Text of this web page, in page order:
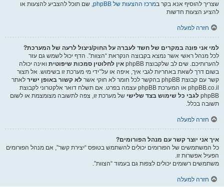
שצריך להוסיף אנא בקר במרכז ההצעות של phpBB
, שם תוכל להצביע להצעות או
להציע הצעות חדשות
חזרה למעלה
למי אני פונה במקרים של חשד לעברה על החוק/ניצול לרעה של המערכת?
לכל מנהל ראשי אשר נמצא בקבוצה הנקראת “הצוות”. הדף יכול לשמש גם עזר
להערותיכם. שים לב שלקבוצת phpBB
אין לחלוטין סמכות שיפוטית ואינה יכולה
בשום דרך לשאת באחריות לגבי איך, איפה או על־ידי מי מערכת זו בשימוש. אל תצור
קשר עם קבוצת phpBB בהקשר לכל חומר לא חוקי אשר
לא קשור באופן ישיר לאתר
phpBB.co.il או המערכת phpBB עצמה בפרט. אם תשלח דואר אלקטרוני לקבוצת
phpBB לגבי כל שימוש בצד שלישי של מערכת זו, צפה לתשובה מצומצמת או לשום
תשובה בכלל.
חזרה למעלה
איך אני יוצר קשר עם מנהל הפורומים?
כל המשתמשים של הפורומים יכולים להשתמש בטופס “יצירת קשר”, אם מנהל הפורומים
הפעיל אפשרות זו.
משתמשים רשומים יכולים לצפות גם בעמוד “הצוות”.
חזרה למעלה